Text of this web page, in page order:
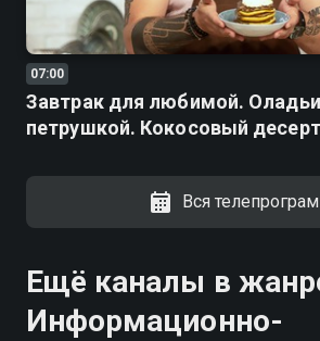
07:00
Завтрак для любимой.
петрушкой. Кокосовый
Вся
Ещё каналы в
Информационно-